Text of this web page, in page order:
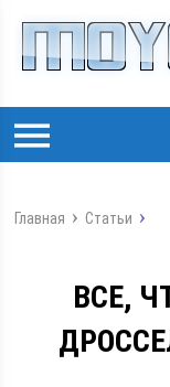
Главная Статьи
ВСЕ,